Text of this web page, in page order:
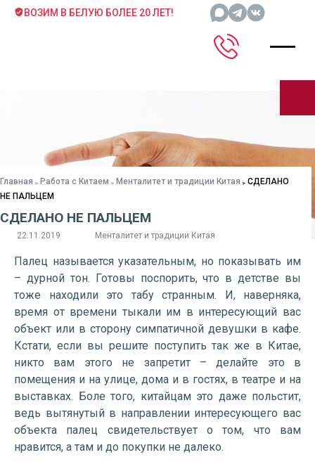
ВОЗИМ В БЕЛУЮ БОЛЕЕ 20 ЛЕТ!
Главная Работа с Китаем Менталитет и традиции Китая
СДЕЛАНО
НЕ ПАЛЬЦЕМ
СДЕЛАНО НЕ ПАЛЬЦЕМ
22.11.2019 Менталитет и традиции Китая
Палец называется указательным, но показывать им
– дурной тон. Готовы поспорить, что в детстве вы
тоже находили это табу странным. И, наверняка,
время от времени тыкали им в интересующий вас
объект или в сторону симпатичной девушки в кафе.
Кстати, если вы решите поступить так же в Китае,
никто вам этого не запретит – делайте это в
помещения и на улице, дома и в гостях, в театре и на
выставках. Боле того, китайцам это даже польстит,
ведь вытянутый в направлении интересующего вас
объекта палец свидетельствует о том, что вам
нравится, а там и до покупки не далеко.